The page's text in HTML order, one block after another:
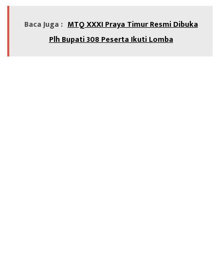
Baca Juga : MTQ XXXI Praya Timur Resmi Dibuka
Plh Bupati 308 Peserta Ikuti Lomba